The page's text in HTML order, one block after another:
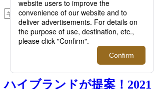
検索
TOP
PHOTO
ハイブランドが提案！2021年バレン
ハイブランドが提案！2021